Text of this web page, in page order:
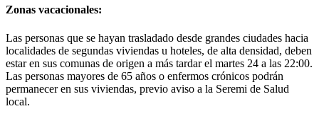
Zonas vacacionales:
Las personas que se hayan trasladado desde grandes ciudades hacia
localidades de segundas viviendas u hoteles, de alta densidad, deben
estar en sus comunas de origen a más tardar el martes 24 a las 22:00.
Las personas mayores de 65 años o enfermos crónicos podrán
permanecer en sus viviendas, previo aviso a la Seremi de Salud
local.